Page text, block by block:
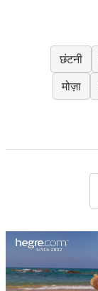
छंटनी
मोज़ा